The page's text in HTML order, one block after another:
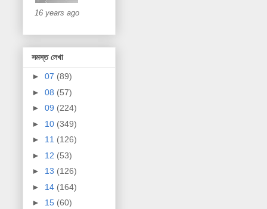
16 years ago
সমস্ত লেখা
►07 (89)
►08 (57)
►09 (224)
► 10 (349)
► 11 (126)
► 12 (53)
► 13 (126)
► 14 (164)
► 15 (60)